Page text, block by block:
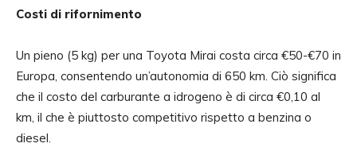
Costi di rifornimento
Un pieno (5 kg) per una Toyota Mirai costa circa €50-€70 in
Europa, consentendo un’autonomia di 650 km. Ciò significa
che il costo del carburante a idrogeno è di circa €0,10 al
km, il che è piuttosto competitivo rispetto a benzina o
diesel.